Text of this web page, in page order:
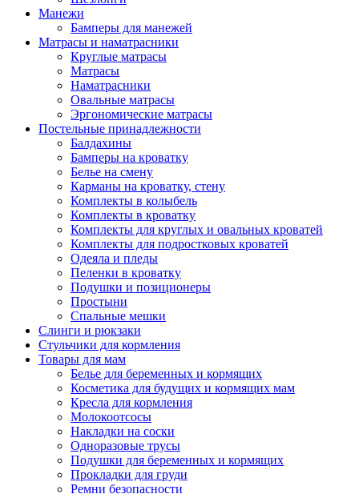
Манежи
Бамперы для манежей
Матрасы и наматрасники
Круглые матрасы
Матрасы
Наматрасники
Овальные матрасы
Эргономические матрасы
Постельные принадлежности
Балдахины
Бамперы на кроватку
Белье на смену
Карманы на кроватку, стену
Комплекты в колыбель
Комплекты в кроватку
Комплекты для круглых и овальных кроватей
Комплекты для подростковых кроватей
Одеяла и пледы
Пеленки в кроватку
Подушки и позиционеры
Простыни
Спальные мешки
Слинги и рюкзаки
Стульчики для кормления
Товары для мам
Белье для беременных и кормящих
Косметика для будущих и кормящих мам
Кресла для кормления
Молокоотсосы
Накладки на соски
Одноразовые трусы
Подушки для беременных и кормящих
Прокладки для груди
Ремни безопасности